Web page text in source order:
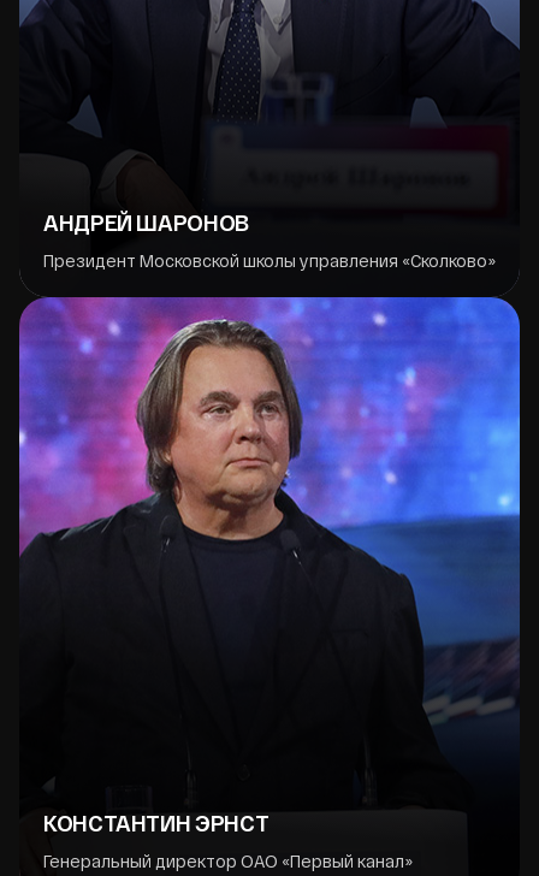
АНДРЕЙ ШАРОНОВ
Президент Московской школы управления «Сколково»
КОНСТАНТИН ЭРНСТ
Генеральный директор ОАО «Первый канал»